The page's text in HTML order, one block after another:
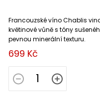
699 Kč
Francouzské víno Chablis
květinové vůně s tóny
pevnou minerální texturu.